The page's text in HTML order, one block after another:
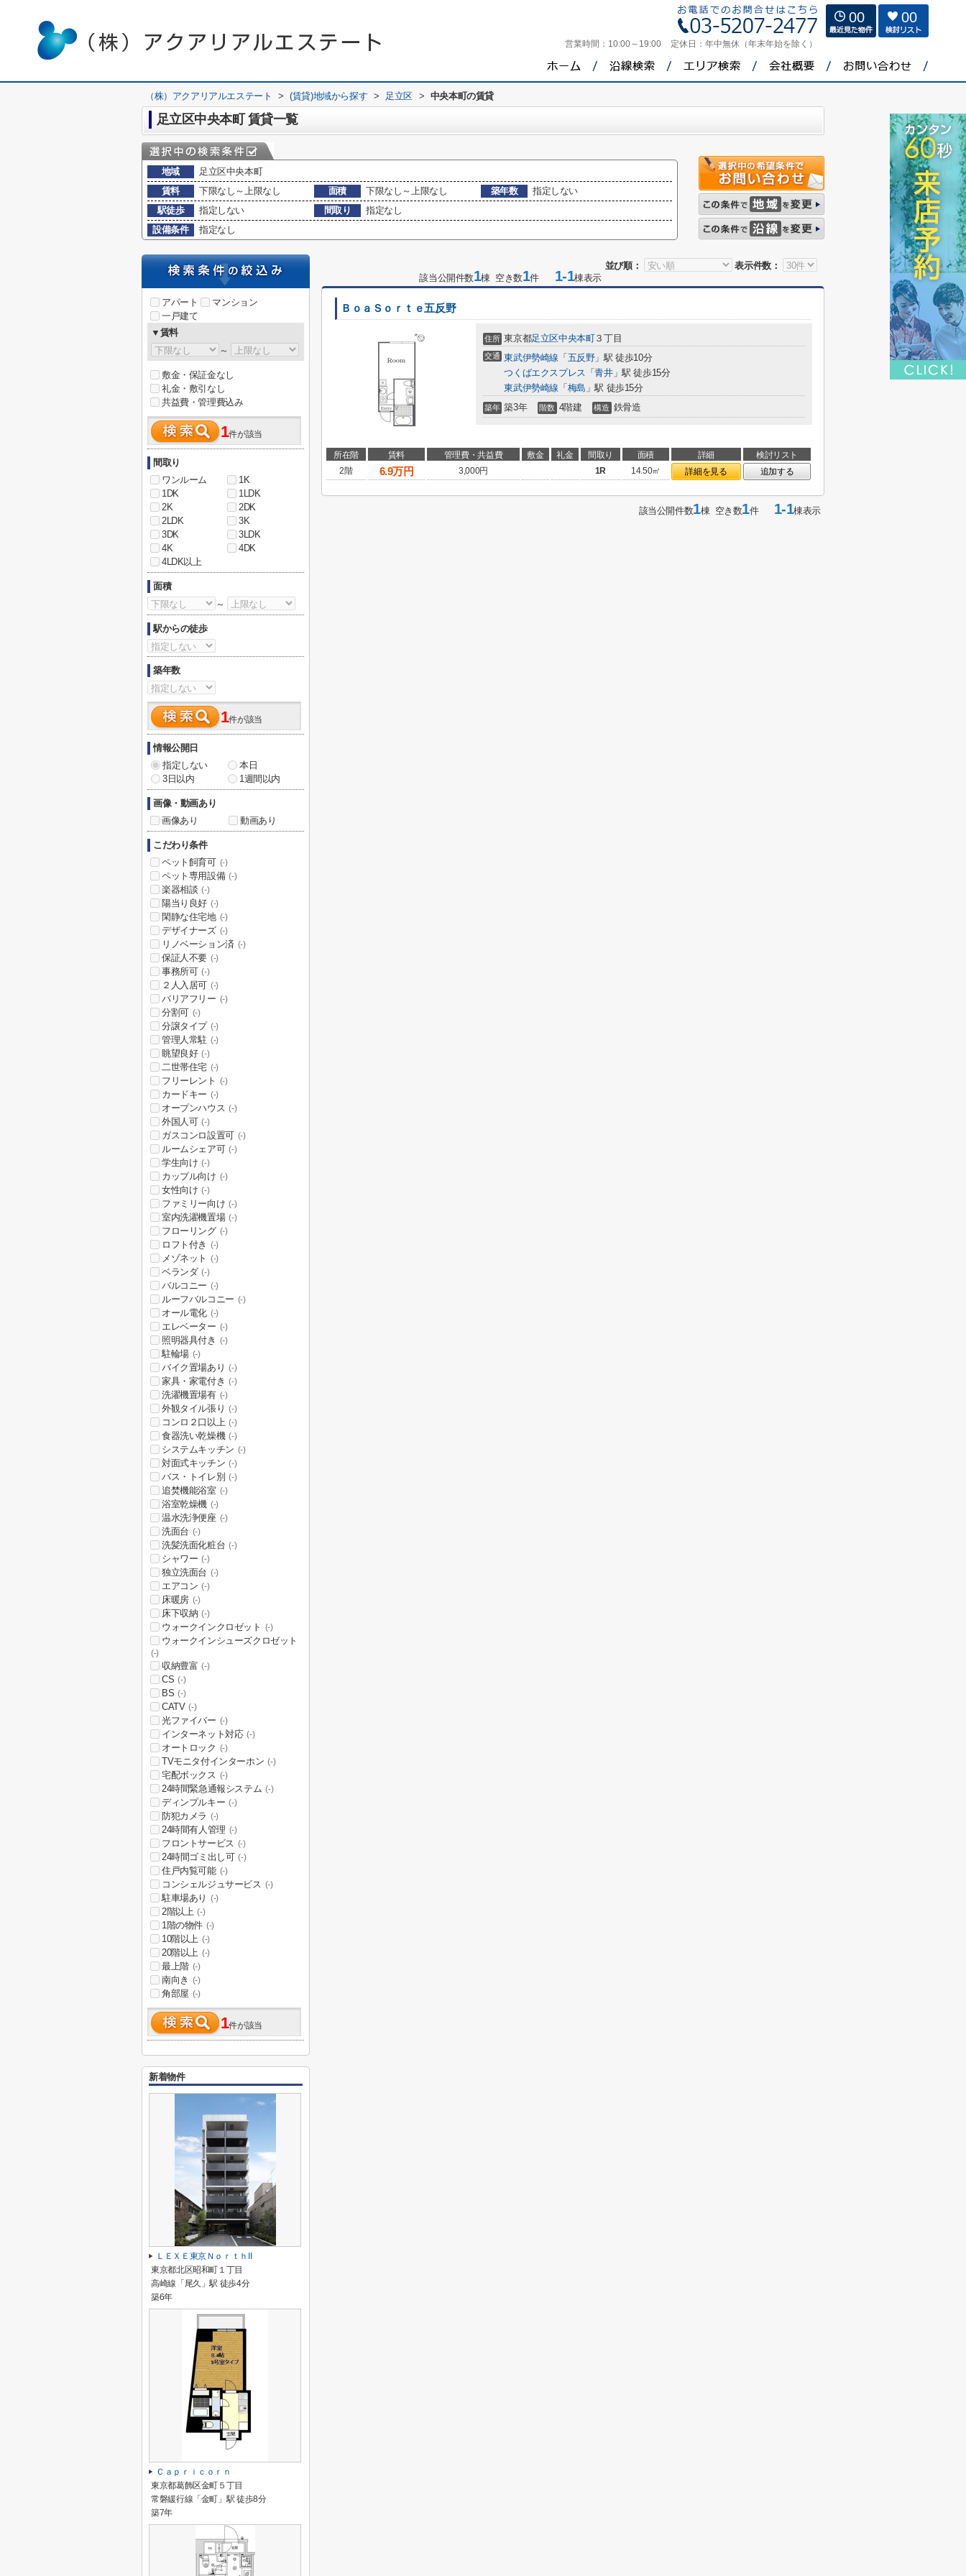
営業時間： 10:00～19:00 定休日： 年中無休（年末年始を除く）
00 00
（株）アクアリアルエステート > (賃貸)地域から探す > 足立区 > 中央本町の賃貸
足立区中央本町 賃貸一覧
地域
足立区中央本町
賃料
下限なし～上限なし 面積 下限なし～上限なし 築年数
指定しない
駅徒歩
指定しない 間取り
指定なし
設備条件
指定なし
並び順：
表示件数：
該当公開件数1棟 空き数1件 1-1棟表示
ＢｏａＳｏｒｔｅ五反野
住所 東京都足立区中央本町３丁目
交通 東武伊勢崎線 「 五反野」駅 徒歩10分
つくばエクスプレス 「青井」駅 徒歩15分
東武伊勢崎線 「 梅島 」駅 徒歩15分
築年 築3年 階数 4階建 構造 鉄骨造
所在階 賃料 管理費・共益費 敷金 礼金 間取り 面積 詳細
検討リスト
2階
6.9万円 3,000円 1R 14.50㎡ 詳細を見る 追加する
該当公開件数1棟 空き数1件1-1棟表示
アパート
マンション
一戸建て
▼賃料
～
敷金・保証金なし
礼金・敷引なし
共益費・管理費込み
1件が該当
間取り
ワンルーム
1K
1DK
1LDK
2K
2DK
2LDK
3K
3DK
3LDK
4K
4DK
4LDK以上
面積
～
駅からの徒歩
築年数
1件が該当
情報公開日
指定しない
本日
3日以内
1週間以内
画像・動画あり
画像あり
動画あり
こだわり条件
ペット飼育可 (-)
ペット専用設備 (-)
楽器相談 (-)
陽当り良好 (-)
閑静な住宅地 (-)
デザイナーズ (-)
リノベーション済 (-)
保証人不要 (-)
事務所可 (-)
２人入居可 (-)
バリアフリー (-)
分割可 (-)
分譲タイプ (-)
管理人常駐 (-)
眺望良好 (-)
二世帯住宅 (-)
フリーレント (-)
カードキー (-)
オープンハウス (-)
外国人可 (-)
ガスコンロ設置可 (-)
ルームシェア可 (-)
学生向け (-)
カップル向け (-)
女性向け (-)
ファミリー向け (-)
室内洗濯機置場 (-)
フローリング (-)
ロフト付き (-)
メゾネット (-)
ベランダ (-)
バルコニー (-)
ルーフバルコニー (-)
オール電化 (-)
エレベーター (-)
照明器具付き (-)
駐輪場 (-)
バイク置場あり (-)
家具・家電付き (-)
洗濯機置場有 (-)
外観タイル張り (-)
コンロ２口以上 (-)
食器洗い乾燥機 (-)
システムキッチン (-)
対面式キッチン (-)
バス・トイレ別 (-)
追焚機能浴室 (-)
浴室乾燥機 (-)
温水洗浄便座 (-)
洗面台 (-)
洗髪洗面化粧台 (-)
シャワー (-)
独立洗面台 (-)
エアコン (-)
床暖房 (-)
床下収納 (-)
ウォークインクロゼット (-)
ウォークインシューズクロゼット
(-)
収納豊富 (-)
CS (-)
BS (-)
CATV (-)
光ファイバー (-)
インターネット対応 (-)
オートロック (-)
TVモニタ付インターホン (-)
宅配ボックス (-)
24時間緊急通報システム (-)
ディンプルキー (-)
防犯カメラ (-)
24時間有人管理 (-)
フロントサービス (-)
24時間ゴミ出し可 (-)
住戸内覧可能 (-)
コンシェルジュサービス (-)
駐車場あり (-)
2階以上 (-)
1階の物件 (-)
10階以上 (-)
20階以上 (-)
最上階 (-)
南向き (-)
角部屋 (-)
1件が該当
新着物件
ＬＥＸＥ東京ＮｏｒｔｈII
東京都北区昭和町１丁目
高崎線「尾久」駅 徒歩4分
築6年
Ｃａｐｒｉｃｏｒｎ
東京都葛飾区金町５丁目
常磐緩行線「金町」駅 徒歩8分
築7年